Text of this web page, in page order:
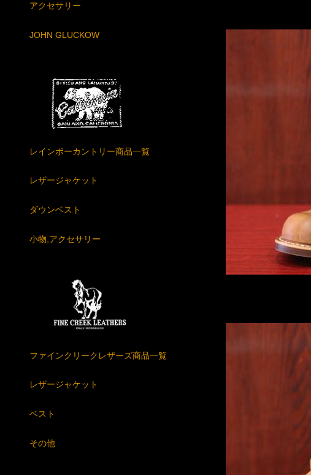
アクセサリー
JOHN GLUCKOW
レインボーカントリー商品一覧
レザージャケット
ダウンベスト
小物,アクセサリー
ファインクリークレザーズ商品一覧
レザージャケット
ベスト
その他